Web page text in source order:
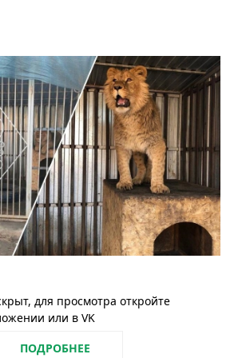
для просмотра откройте
или в VK
ПОДРОБНЕЕ